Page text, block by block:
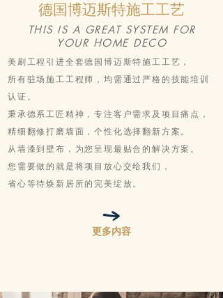
德国博迈斯特施工工艺
THIS IS A GREAT SYSTEM FOR
YOUR HOME DECO
美刷工程引进全套德国博迈斯特施工工艺，
所有驻场施工工程师，均需通过严格的技能培训
认证。
秉承德系工匠精神，专注客户需求及项目痛点，
精细翻修打磨墙面，个性化选择翻新方案。
从墙漆到壁布，为您呈现最贴合的解决方案。
您需要做的就是将项目放心交给我们，
省心等待焕新居所的完美绽放。
更多内容